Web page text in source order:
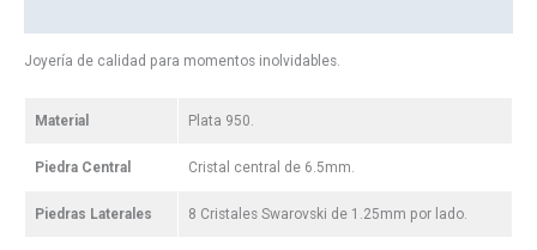
Joyería de calidad para momentos inolvidables.
Material Plata 950.
Piedra Central Cristal central de 6.5mm.
Piedras Laterales 8 Cristales Swarovski de 1.25mm por lado.